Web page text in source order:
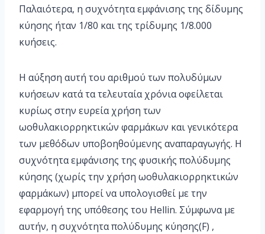
Παλαιότερα, η συχνότητα εμφάνισης της δίδυμης
κύησης ήταν 1/80 και της τρίδυμης 1/8.000
κυήσεις.
Η αύξηση αυτή του αριθμού των πολυδύμων
κυήσεων κατά τα τελευταία χρόνια οφείλεται
κυρίως στην ευρεία χρήση των
ωοθυλακιορρηκτικών φαρμάκων και γενικότερα
των μεθόδων υποβοηθούμενης αναπαραγωγής. Η
συχνότητα εμφάνισης της φυσικής πολύδυμης
κύησης (χωρίς την χρήση ωοθυλακιορρηκτικών
φαρμάκων) μπορεί να υπολογισθεί με την
εφαρμογή της υπόθεσης του Ηellin. Σύμφωνα με
αυτήν, η συχνότητα πολύδυμης κύησης(F) ,